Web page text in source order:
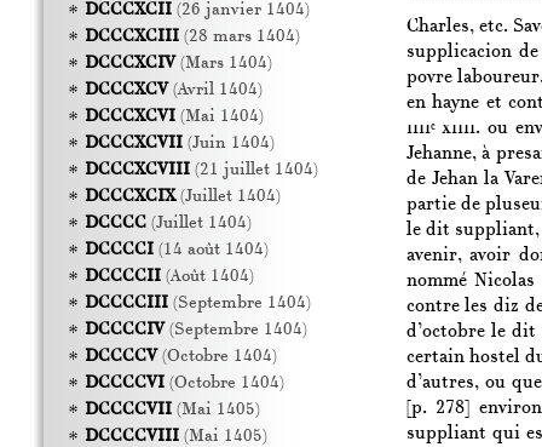
Charles, etc.
supplicacion
povre
en hayne et
iiiicxiiii. ou
Jehanne, à
de Jehan la
partie de
le dit suppliant,
avenir, avoir
nommé
contre les diz
d’octobre le
certain hostel
d’autres, ou
[p. 278]
suppliant qui
DCCCXCII(26 janvier 1404)
DCCCXCIII(28 mars 1404)
DCCCXCIV(Mars 1404)
DCCCXCV(Avril 1404)
DCCCXCVI(Mai 1404)
DCCCXCVII(Juin 1404)
DCCCXCVIII(21 juillet 1404)
DCCCXCIX(Juillet 1404)
DCCCC(Juillet 1404)
DCCCCI(14 août 1404)
DCCCCII(Août 1404)
DCCCCIII(Septembre 1404)
DCCCCIV(Septembre 1404)
DCCCCV(Octobre 1404)
DCCCCVI(Octobre 1404)
DCCCCVII(Mai 1405)
DCCCCVIII(Mai 1405)